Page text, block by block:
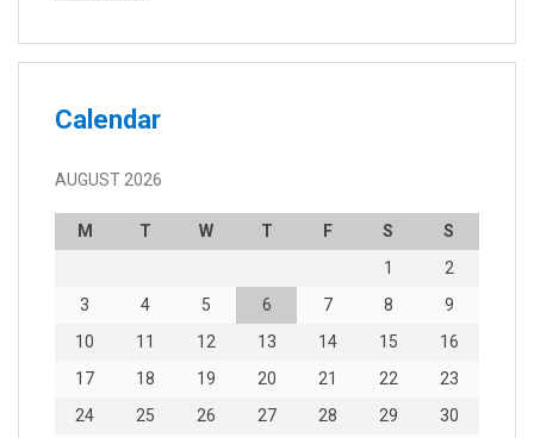
Calendar
AUGUST 2026
M T W T F S
S
1
2
3
4 5 6 7 8
9
10
11 12 13 14 15
16
17
18 19 20 21 22
23
24
25 26 27 28 29
30